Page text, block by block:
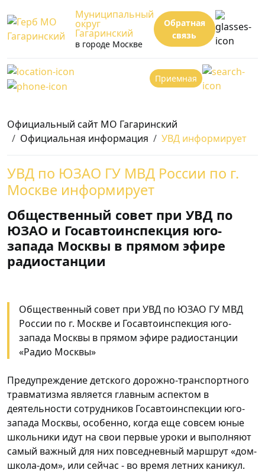
Муниципальный
округ
Гагаринский
в городе Москве
Обратная
связь
Приемная
Официальный сайт МО Гагаринский
Официальная информация
УВД информирует
УВД по ЮЗАО ГУ МВД России по г.
Москве информирует
Общественный совет при УВД по
ЮЗАО и Госавтоинспекция юго-
запада Москвы в прямом эфире
радиостанции
Общественный совет при УВД по ЮЗАО ГУ МВД
России по г. Москве и Госавтоинспекция юго-
запада Москвы в прямом эфире радиостанции
«Радио Москвы»
Предупреждение детского дорожно-транспортного
травматизма является главным аспектом в
деятельности сотрудников Госавтоинспекции юго-
запада Москвы, особенно, когда еще совсем юные
школьники идут на свои первые уроки и выполняют
самый важный для них повседневный маршрут «дом-
школа-дом», или сейчас - во время летних каникул.